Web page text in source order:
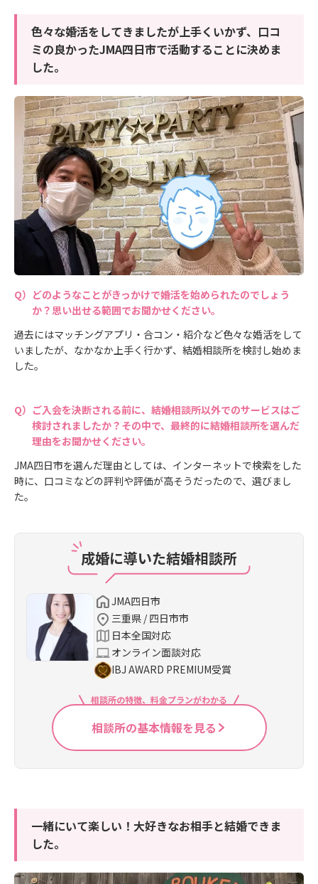
色々な婚活をしてきましたが上手くいかず、口コ
ミの良かったJMA四日市で活動することに決めま
した。
どのようなことがきっかけで婚活を始められたのでしょう
か？思い出せる範囲でお聞かせください。
過去にはマッチングアプリ・合コン・紹介など色々な婚活をして
いましたが、なかなか上手く行かず、結婚相談所を検討し始めま
した。
ご入会を決断される前に、結婚相談所以外でのサービスはご
検討されましたか？その中で、最終的に結婚相談所を選んだ
理由をお聞かせください。
JMA四日市を選んだ理由としては、インターネットで検索をした
時に、口コミなどの評判や評価が高そうだったので、選びまし
た。
成婚に導いた結婚相談所
JMA四日市
三重県 / 四日市市
日本全国対応
オンライン面談対応
IBJ AWARD PREMIUM受賞
相談所の特徴、料金プランがわかる
相談所の基本情報を見る
一緒にいて楽しい！大好きなお相手と結婚できま
した。